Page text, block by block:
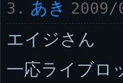
3. あき
エイジさん
一応ライブロ